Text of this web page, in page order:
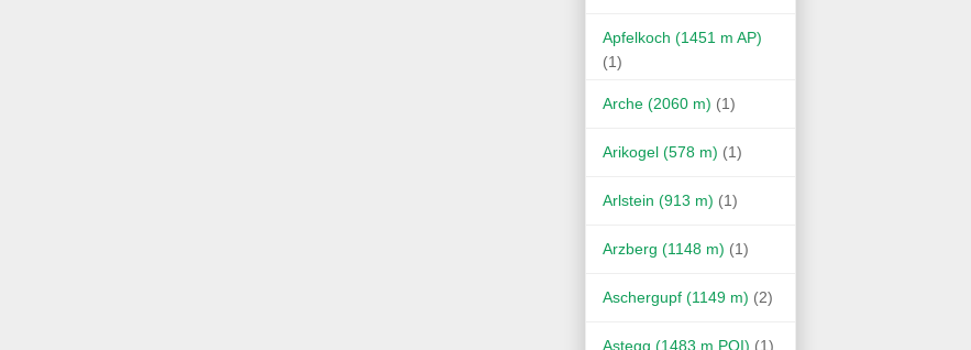
Apfelkoch (1451 m AP)
(1)
Arche (2060 m) (1)
Arikogel (578 m) (1)
Arlstein (913 m) (1)
Arzberg (1148 m) (1)
Aschergupf (1149 m) (2)
Astegg (1483 m POI) (1)